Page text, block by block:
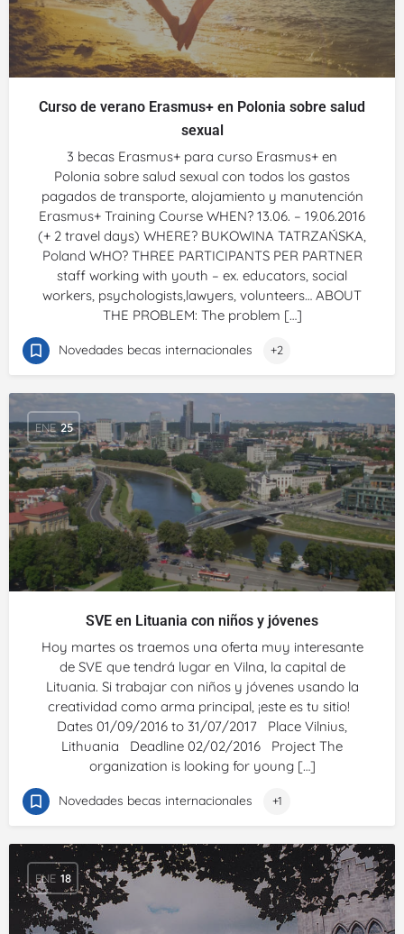
Curso de verano Erasmus+ en Polonia sobre salud
sexual
3 becas Erasmus+ para curso Erasmus+ en
Polonia sobre salud sexual con todos los gastos
pagados de transporte, alojamiento y manutención
Erasmus+ Training Course WHEN? 13.06. – 19.06.2016
(+ 2 travel days) WHERE? BUKOWINA TATRZAŃSKA,
Poland WHO? THREE PARTICIPANTS PER PARTNER
staff working with youth – ex. educators, social
workers, psychologists,lawyers, volunteers… ABOUT
THE PROBLEM: The problem […]
Novedades becas internacionales +2
ENE 25
SVE en Lituania con niños y jóvenes
Hoy martes os traemos una oferta muy interesante
de SVE que tendrá lugar en Vilna, la capital de
Lituania. Si trabajar con niños y jóvenes usando la
creatividad como arma principal, ¡este es tu sitio!
Dates 01/09/2016 to 31/07/2017 Place Vilnius,
Lithuania Deadline 02/02/2016 Project The
organization is looking for young […]
Novedades becas internacionales +1
ENE 18